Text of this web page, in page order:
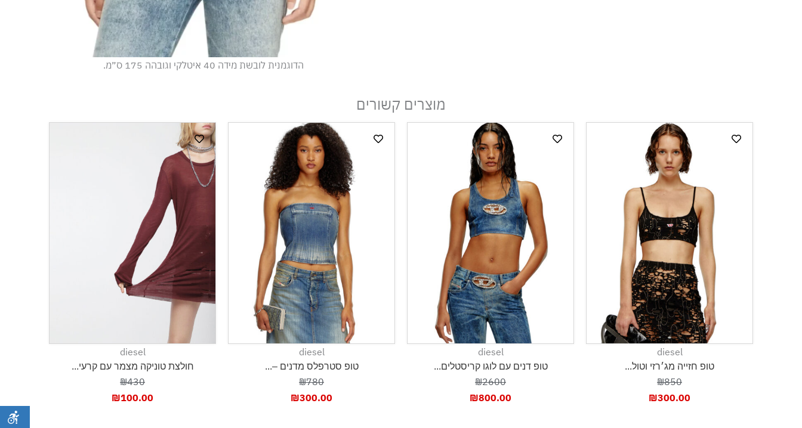
הדוגמנית לובשת מידה 40 איטלקי וגובהה 175 ס״מ.
מוצרים קשורים
diesel
טופ חזייה מג׳רזי וטול...
₪850
₪300.00
diesel
טופ דנים עם לוגו קריסטלים...
₪2600
₪800.00
diesel
טופ סטרפלס מדנים –...
₪780
₪300.00
diesel
חולצת טוניקה מצמר עם קרעי...
₪430
₪100.00